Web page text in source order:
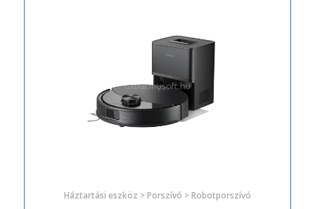
Háztartási eszköz > Porszívó > Robotporszívó